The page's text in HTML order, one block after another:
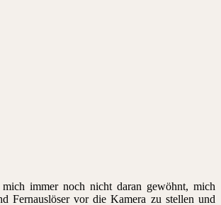
immer noch nicht daran gewöhnt, mich
Fernauslöser vor die Kamera zu stellen und